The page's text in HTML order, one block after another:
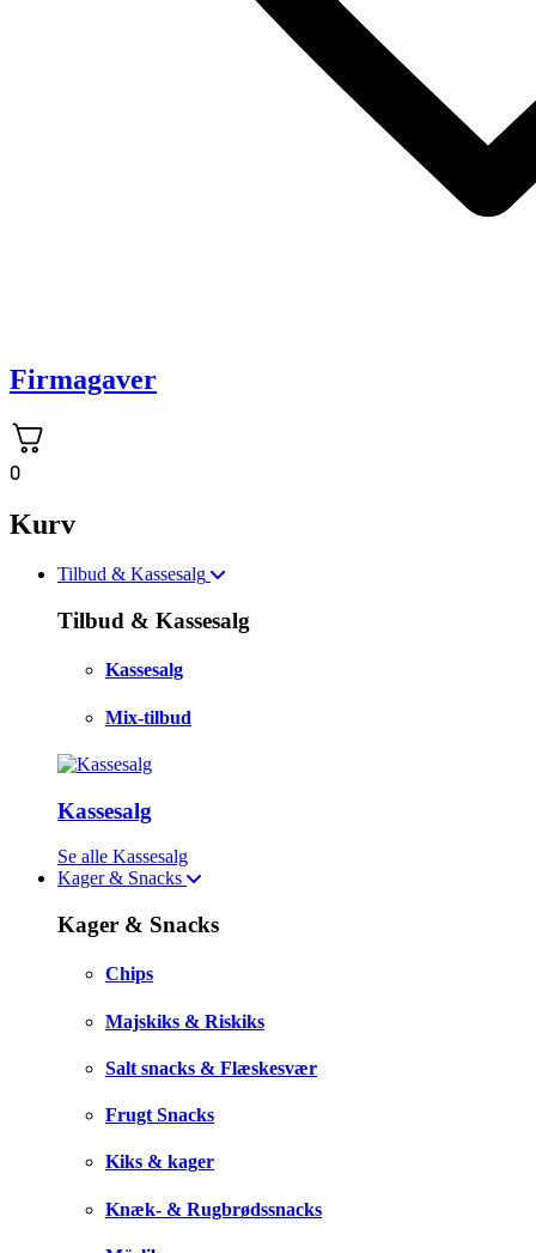
Firmagaver
0
Kurv
Tilbud & Kassesalg
Tilbud & Kassesalg
Kassesalg
Mix-tilbud
Kassesalg
Se alle Kassesalg
Kager & Snacks
Kager & Snacks
Chips
Majskiks & Riskiks
Salt snacks & Flæskesvær
Frugt Snacks
Kiks & kager
Knæk- & Rugbrødssnacks